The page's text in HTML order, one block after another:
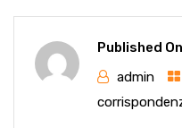
Published
admin